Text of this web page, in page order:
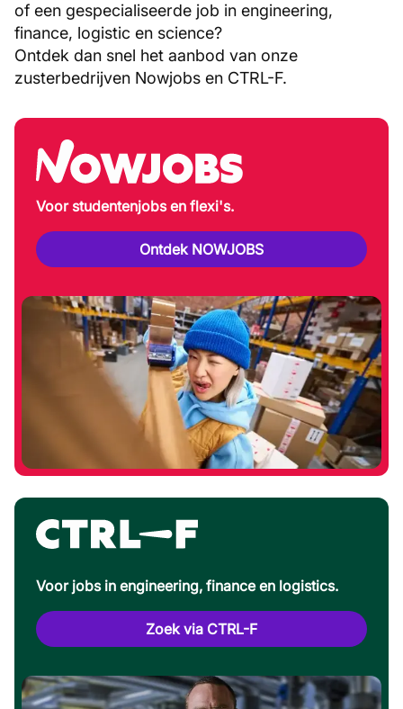
of een gespecialiseerde job in engineering,
finance, logistic en science?
Ontdek dan snel het aanbod van onze
zusterbedrijven Nowjobs en CTRL-F.
Voor studentenjobs en flexi's.
Ontdek NOWJOBS
Voor jobs in engineering, finance en logistics.
Zoek via CTRL-F